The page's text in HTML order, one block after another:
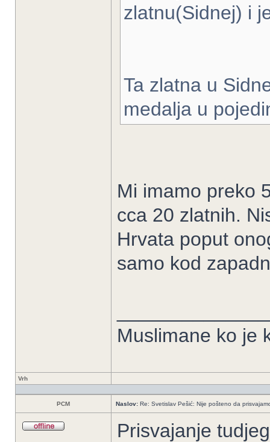
zlatnu(Sidnej) i
Ta zlatna u
medalja u
Mi imamo preko
cca 20 zlatnih.
Hrvata poput
samo kod
Muslimane ko je
Vrh
PCM Naslov: Re: Svetislav Pešić: Nije pošteno da
Prisvajanje